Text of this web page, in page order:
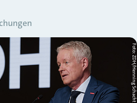
Foto: ZDH/Henning Schacht